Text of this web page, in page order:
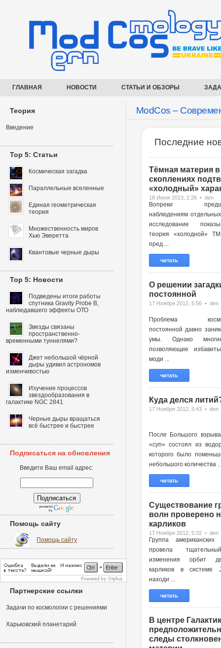
ГЛАВНАЯ НОВОСТИ СТАТЬИ И ОБЗОРЫ
ModCos –
Последние
Тёмная материя в
скоплениях
«холодный»
18 Июня 2013, 2:26 • den
Вопреки
наблюдениям
исследование
теория «холодной»
пред ...
читать
О решении
постоянной
17 Ноября 2012, 5:56 • den
Проблема
постоянной давно
умы. Однако
позволяющие
моди ...
читать
Куда делся
17 Ноября 2012, 5:43 • den
После Большого
«суп» состоял из
которого было
небольшого количества
читать
Существование
волн проверено
карликов
17 Ноября 2012, 5:32 • den
Группа американских
провела
изменения орбит
карликов в системе
находи ...
читать
В центре
следы
Теория
Введение
Top 5: Статьи
Космическая загадка
Параллельные вселенные
Единая геометрическая
теория
Множественность миров
Хью Эверетта
Квантовые черные дыры
Top 5: Новости
Подведены итоги работы
спутника Gravity Probe B,
наблюдавшего эффекты ОТО
Звезды связаны
пространственно-
временными туннелями?
Джет небольшой чёрной
дыры удивил астрономов
изменчивостью
Изучение процессов
звездообразования в
галактике NGC 2841
Черные дыры вращаться
всё быстрее и быстрее
Подписаться на обновления
Введите Ваш email адрес:
Помощь сайту
Помощь сайту
Партнерские ссылки
Задачи по космологии с решениями
Харьковский планетарий